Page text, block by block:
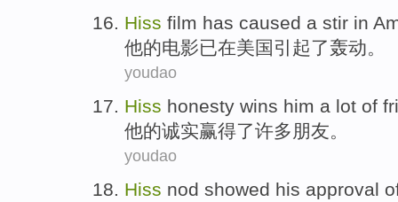
Hiss film has caused a stir in
他的电影已在美国引起了轰动。
youdao
Hiss honesty wins him a lot of
他的诚实赢得了许多 朋友。
youdao
Hiss nod showed his approval